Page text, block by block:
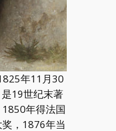
年11月30
19世纪末著
年得法国
，1876年当